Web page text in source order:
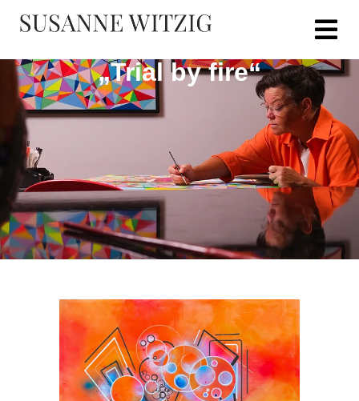
„Trial by fire“